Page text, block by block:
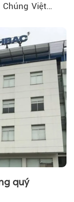
Việt
quý